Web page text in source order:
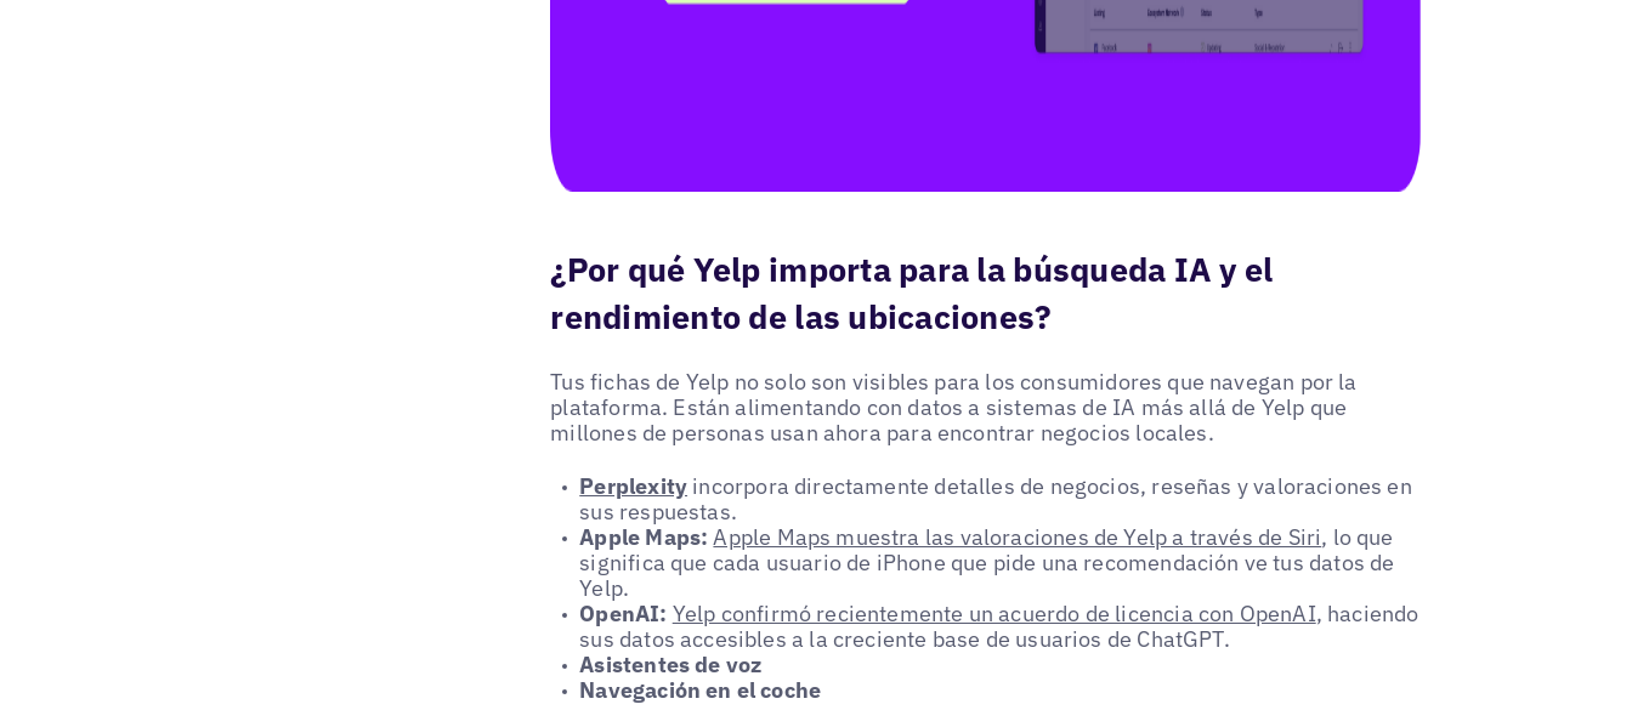
¿Por qué Yelp importa para la búsqueda IA y el
rendimiento de las ubicaciones?
Tus fichas de Yelp no solo son visibles para los consumidores que navegan por la
plataforma. Están alimentando con datos a sistemas de IA más allá de Yelp que
millones de personas usan ahora para encontrar negocios locales.
Perplexity incorpora directamente detalles de negocios, reseñas y valoraciones en
sus respuestas.
Apple Maps: Apple Maps muestra las valoraciones de Yelp a través de Siri, lo que
significa que cada usuario de iPhone que pide una recomendación ve tus datos de
Yelp.
OpenAI: Yelp confirmó recientemente un acuerdo de licencia con OpenAI, haciendo
sus datos accesibles a la creciente base de usuarios de ChatGPT.
Asistentes de voz
Navegación en el coche